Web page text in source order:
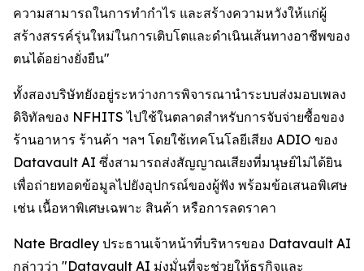
ความสามารถในการทำกำไร และสร้างความหวังให้แก่ผู้
สร้างสรรค์รุ่นใหม่ในการเติบโตและดำเนินเส้นทางอาชีพของ
ตนได้อย่างยั่งยืน"
ทั้งสองบริษัทยังอยู่ระหว่างการพิจารณานำระบบส่งมอบเพลง
ดิจิทัลของ NFHITS ไปใช้ในตลาดสำหรับการจับจ่ายซื้อของ
ร้านอาหาร ร้านค้า ฯลฯ โดยใช้เทคโนโลยีเสียง ADIO ของ
Datavault AI ซึ่งสามารถส่งสัญญาณเสียงที่มนุษย์ไม่ได้ยิน
เพื่อถ่ายทอดข้อมูลไปยังอุปกรณ์ของผู้ฟัง พร้อมข้อเสนอพิเศษ
เช่น เนื้อหาพิเศษเฉพาะ สินค้า หรือการลดราคา
Nate Bradley ประธานเจ้าหน้าที่บริหารของ Datavault AI
กล่าวว่า "Datavault AI มุ่งมั่นที่จะช่วยให้ธุรกิจและ